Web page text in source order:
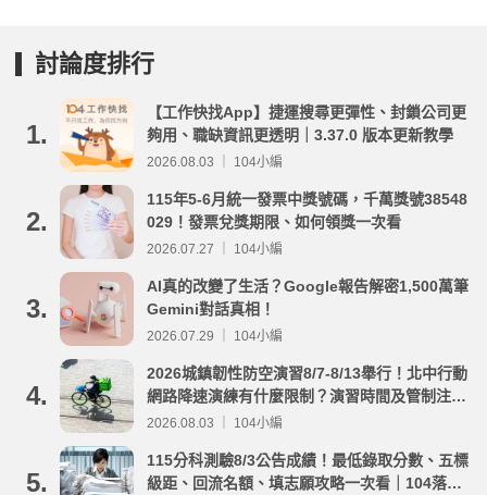
討論度排行
1.
【工作快找App】捷運搜尋更彈性、封鎖公司更
夠用、職缺資訊更透明｜3.37.0 版本更新教學
2026.08.03 ｜ 104小編
2.
115年5-6月統一發票中獎號碼，千萬獎號38548
029！發票兌獎期限、如何領獎一次看
2026.07.27 ｜ 104小編
3.
AI真的改變了生活？Google報告解密1,500萬筆
Gemini對話真相！
2026.07.29 ｜ 104小編
4.
2026城鎮韌性防空演習8/7-8/13舉行！北中行動
網路降速演練有什麼限制？演習時間及管制注意
事項整理
2026.08.03 ｜ 104小編
5.
115分科測驗8/3公告成績！最低錄取分數、五標
級距、回流名額、填志願攻略一次看｜104落點